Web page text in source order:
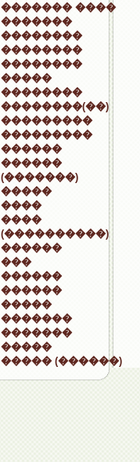
������� ����
�������
��������
��������
��������
�����
��������
��������(��)
���������
���������
������
������
(�������)
�����
����
����
(����������)
������
���
������
������
�����
�������
�������
�����
����� (������)